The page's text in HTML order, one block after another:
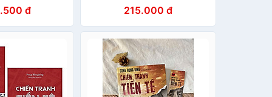
đ 215.000 đ